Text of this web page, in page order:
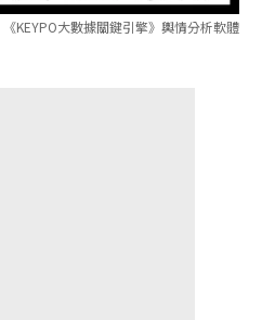
《KEYPO大數據關鍵引擎》輿情分析軟體